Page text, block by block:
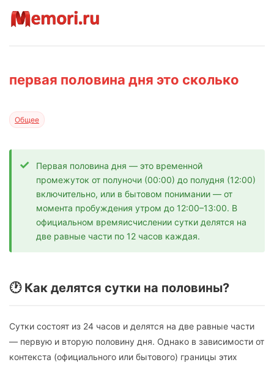
первая половина дня это сколько
Общее
Первая половина дня — это временной
промежуток от полуночи (00:00) до полудня (12:00)
включительно, или в бытовом понимании — от
момента пробуждения утром до 12:00–13:00. В
официальном времяисчислении сутки делятся на
две равные части по 12 часов каждая.
🕐 Как делятся сутки на половины?
Сутки состоят из 24 часов и делятся на две равные части
— первую и вторую половину дня. Однако в зависимости от
контекста (официального или бытового) границы этих